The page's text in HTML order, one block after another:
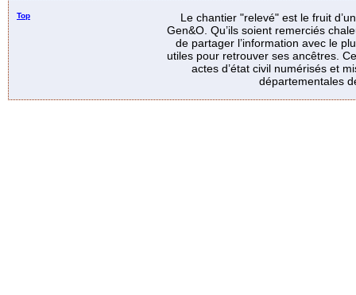
Top
Le chantier "relevé" est le fruit
Gen&O. Qu’ils soient remerciés
de partager l’information avec le
utiles pour retrouver ses ancêtres.
actes d’état civil numérisés et
départementales